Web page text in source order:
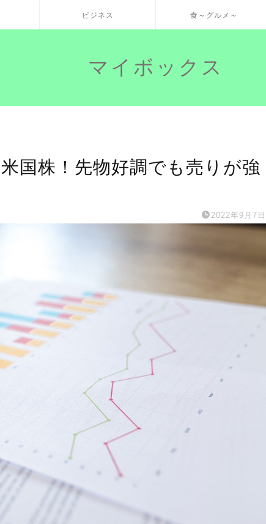
ビジネス 食～グルメ～
マイボックス
国株！先物好調でも売りが強
2022年9月7日